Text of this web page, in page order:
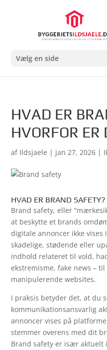
Vælg en side
HVAD ER
HVORFOR ER
af Ildsjaele | jan 27, 2026 |
HVAD ER BRAND SAFETY?
Brand safety, eller
at beskytte et brands
digitale annoncer ikke
skadelige, stødende eller
indhold relateret til vold,
ekstremisme, fake news –
manipulerende websites.
I praksis betyder det, at du
kommunikationsansvarlig
annoncer vises på
stemmer overens med dit
Brand safety er især aktuelt